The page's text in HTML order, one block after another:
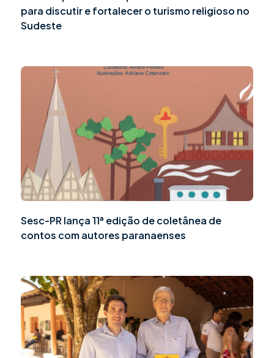
para discutir e fortalecer o turismo religioso no
Sudeste
Sesc-PR lança 11ª edição de coletânea de
contos com autores paranaenses